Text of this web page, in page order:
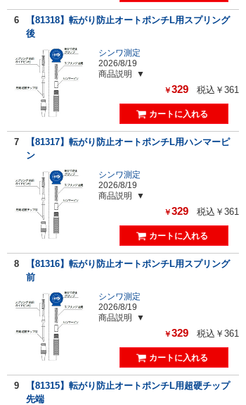
6
【81318】転がり防止オートポンチL用スプリング
後
シンワ測定
2026/8/19
商品説明
￥329 税込￥361
7
【81317】転がり防止オートポンチL用ハンマーピ
ン
シンワ測定
2026/8/19
商品説明
￥329 税込￥361
8
【81316】転がり防止オートポンチL用スプリング
前
シンワ測定
2026/8/19
商品説明
￥329 税込￥361
9
【81315】転がり防止オートポンチL用超硬チップ
先端